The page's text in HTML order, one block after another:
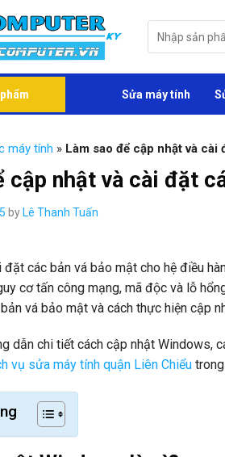
kiếm:
Sửa máy tính
máy tính » Làm sao để cập nhật và cài
cập nhật và cài đặt
byLê Thanh Tuấn
đặt các bản vá bảo mật cho hệ điều
cơ tấn công mạng, mã độc và lỗ
vá bảo mật và cách thực hiện cập
dẫn chi tiết cách cập nhật Windows,
vụ sửa máy tính quận Liên Chiểu